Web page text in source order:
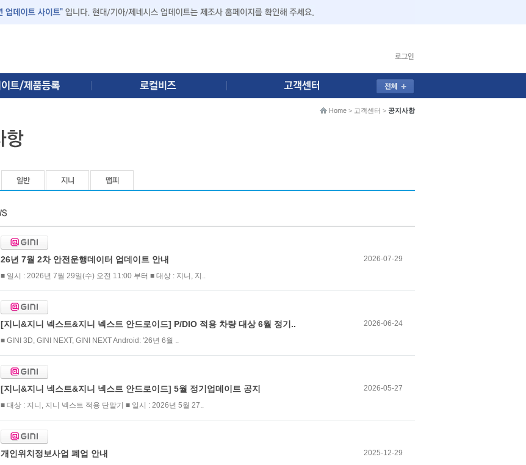
Home > 고객센터 > 공지사항
2026-07-29
26년 7월 2차 안전운행데이터 업데이트 안내
■ 일시 : 2026년 7월 29일(수) 오전 11:00 부터 ■ 대상 : 지니, 지..
2026-06-24
[지니&지니 넥스트&지니 넥스트 안드로이드] P/DIO 적용 차량 대상 6월 정기..
■ GINI 3D, GINI NEXT, GINI NEXT Android: '26년 6월 ..
2026-05-27
[지니&지니 넥스트&지니 넥스트 안드로이드] 5월 정기업데이트 공지
■ 대상 : 지니, 지니 넥스트 적용 단말기 ■ 일시 : 2026년 5월 27..
2025-12-29
개인위치정보사업 폐업 안내